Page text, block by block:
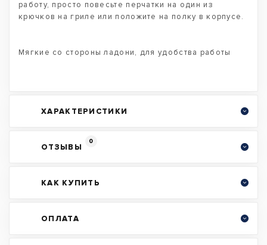
работу, просто повесьте перчатки на один из
крючков на гриле или положите на полку в корпусе.
Мягкие со стороны ладони, для удобства работы
ХАРАКТЕРИСТИКИ
ОТЗЫВЫ
0
КАК КУПИТЬ
ОПЛАТА